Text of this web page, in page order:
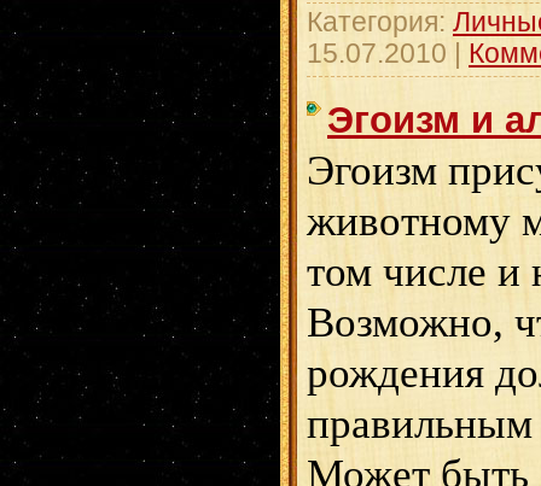
Категория:
15.07.2010
Эгоизм и
Эгоизм
животному
том числе
Возможно,
рождения
Может быть